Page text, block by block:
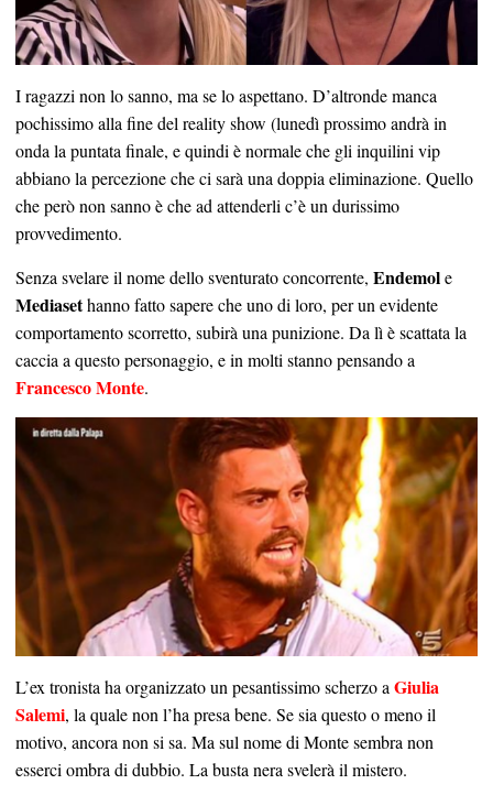
I ragazzi non lo sanno, ma se lo aspettano. D’altronde manca
pochissimo alla fine del reality show (lunedì prossimo andrà in
onda la puntata finale, e quindi è normale che gli inquilini vip
abbiano la percezione che ci sarà una doppia eliminazione. Quello
che però non sanno è che ad attenderli c’è un durissimo
provvedimento.
Senza svelare il nome dello sventurato concorrente, Endemole
Mediasethanno fatto sapere che uno di loro, per un evidente
comportamento scorretto, subirà una punizione. Da lì è scattata la
caccia a questo personaggio, e in molti stanno pensando a
Francesco Monte.
L’ex tronista ha organizzato un pesantissimo scherzo aGiulia
Salemi, la quale non l’ha presa bene. Se sia questo o meno il
motivo, ancora non si sa. Ma sul nome di Monte sembra non
esserci ombra di dubbio. La busta nera svelerà il mistero.